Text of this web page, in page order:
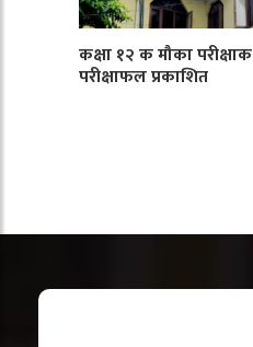
कक्षा १२ क मौका परीक्षाक
परीक्षाफल प्रकाशित